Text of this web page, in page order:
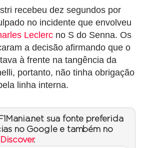
recebeu dez segundos por
no incidente que envolveu
Leclerc no S do Senna. Os
a decisão afirmando que o
à frente na tangência da
portanto, não tinha obrigação
linha interna.
sua fonte preferida
no Google e também no
.